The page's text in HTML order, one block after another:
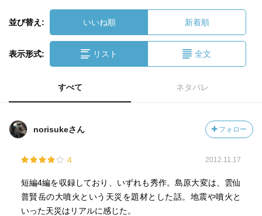
並び替え: いいね順 新着順
表示形式: リスト 全文
すべて ネタバレ
norisukeさん フォロー
4 2012.11.17
短編4編を収録しており、いずれも秀作。島原大変は、雲仙
普賢岳の大噴火という天災を題材とした話。地震や噴火と
いった天災はリアルに感じた。